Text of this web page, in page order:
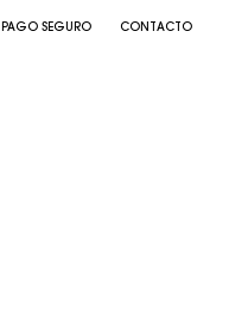
PAGO SEGURO CONTACTO